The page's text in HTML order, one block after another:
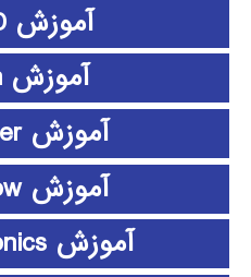
آموزش PSCAD
آموزش python
آموزش rapidminer
آموزش ShowFlow
آموزش SimElectronics